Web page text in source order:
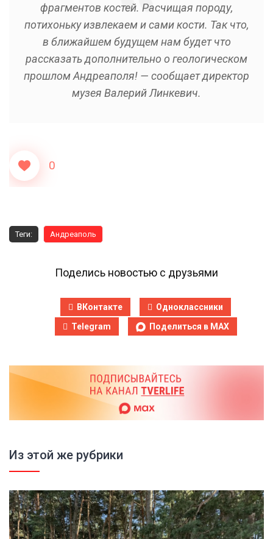
фрагментов костей. Расчищая породу,
потихоньку извлекаем и сами кости. Так что,
в ближайшем будущем нам будет что
рассказать дополнительно о геологическом
прошлом Андреаполя! — сообщает директор
музея Валерий Линкевич.
0
Теги: Андреаполь
Поделись новостью с друзьями
ВКонтакте
Одноклассники
Telegram
Поделиться в MAX
Из этой же рубрики